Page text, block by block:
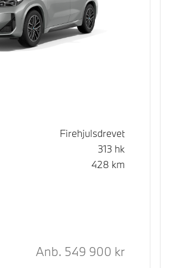
Firehjulsdrevet
313 hk
428 km
Kontantpris
Anb. 549 900 kr